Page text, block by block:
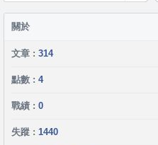
關於
文章 : 314
點數 : 4
戰績 : 0
失蹤 : 1440